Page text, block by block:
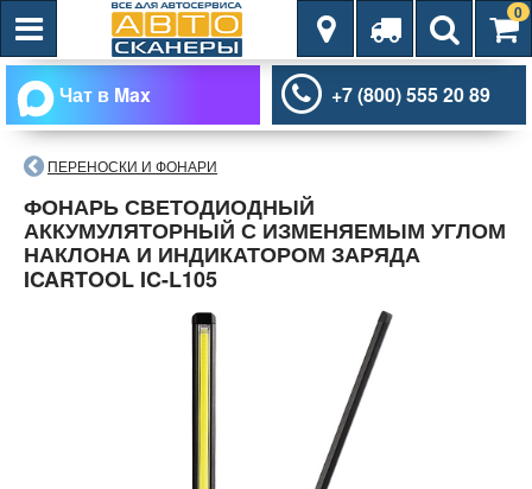
0
Чат в Max +7 (800) 555 20 89
ПЕРЕНОСКИ И ФОНАРИ
ФОНАРЬ СВЕТОДИОДНЫЙ
АККУМУЛЯТОРНЫЙ С ИЗМЕНЯЕМЫМ УГЛОМ
НАКЛОНА И ИНДИКАТОРОМ ЗАРЯДА
ICARTOOL IC-L105